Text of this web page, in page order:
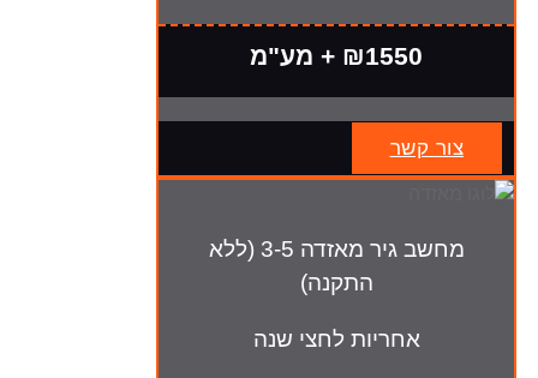
₪1550 + מע"מ
צור קשר
מחשב גיר מאזדה 3-5 (ללא
התקנה)
אחריות לחצי שנה